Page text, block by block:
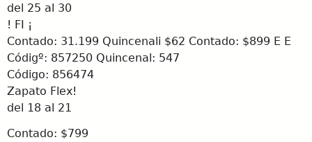
del 25 al 30
! FI ¡
Contado: 31.199 Quincenali $62 Contado: $899 E E
Códigº: 857250 Quincenal: 547
Código: 856474
Zapato Flex!
del 18 al 21
Contado: $799